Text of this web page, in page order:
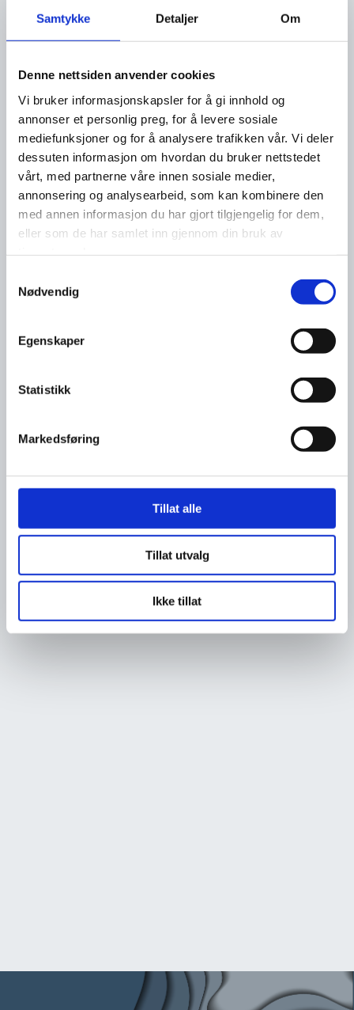
Samtykke Detaljer Om
Denne nettsiden anvender cookies
Vi bruker informasjonskapsler for å gi innhold og
annonser et personlig preg, for å levere sosiale
mediefunksjoner og for å analysere trafikken vår. Vi deler
dessuten informasjon om hvordan du bruker nettstedet
vårt, med partnerne våre innen sosiale medier,
annonsering og analysearbeid, som kan kombinere den
med annen informasjon du har gjort tilgjengelig for dem,
eller som de har samlet inn gjennom din bruk av
Nødvendig
Egenskaper
Statistikk
Markedsføring
Tillat alle
Tillat utvalg
Ikke tillat